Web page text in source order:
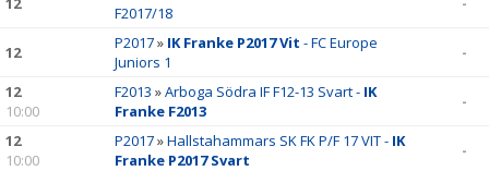
F2017/18
12 P2017» IK Franke P2017 Vit - FC Europe
Juniors 1
-
12
10:00
F2013 »Arboga Södra IF F12-13 Svart - IK
Franke F2013
-
12
10:00
P2017»Hallstahammars SK FK P/F 17 VIT - IK
Franke P2017 Svart
-